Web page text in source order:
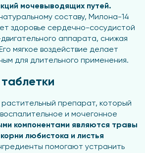
мочевыводящих путей.
составу, Милона-14
здоровье сердечно-сосудистой
аппарата, снижая
мягкое воздействие делает
для длительного применения.
препарат, который
и мочегонное
компонентами являются травы
любистока и листья
помогают устранить